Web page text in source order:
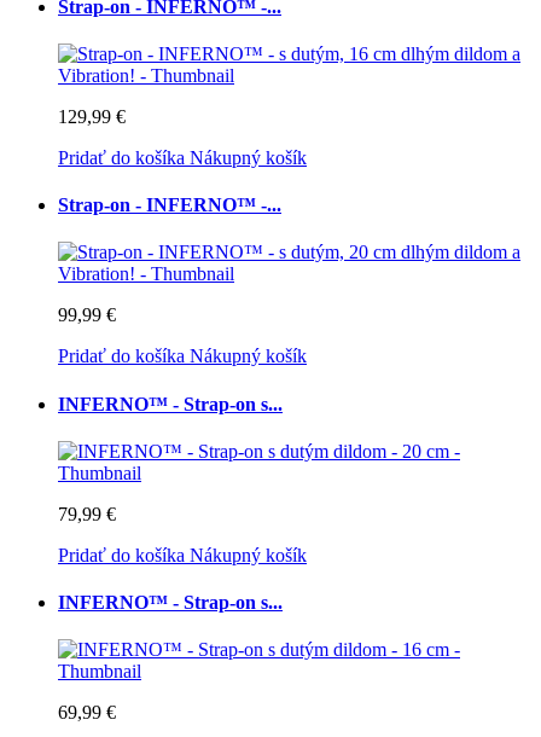
Strap-on - INFERNO™ -...
129,99 €
Pridať do košíka Nákupný košík
Strap-on - INFERNO™ -...
99,99 €
Pridať do košíka Nákupný košík
INFERNO™ - Strap-on s...
79,99 €
Pridať do košíka Nákupný košík
INFERNO™ - Strap-on s...
69,99 €